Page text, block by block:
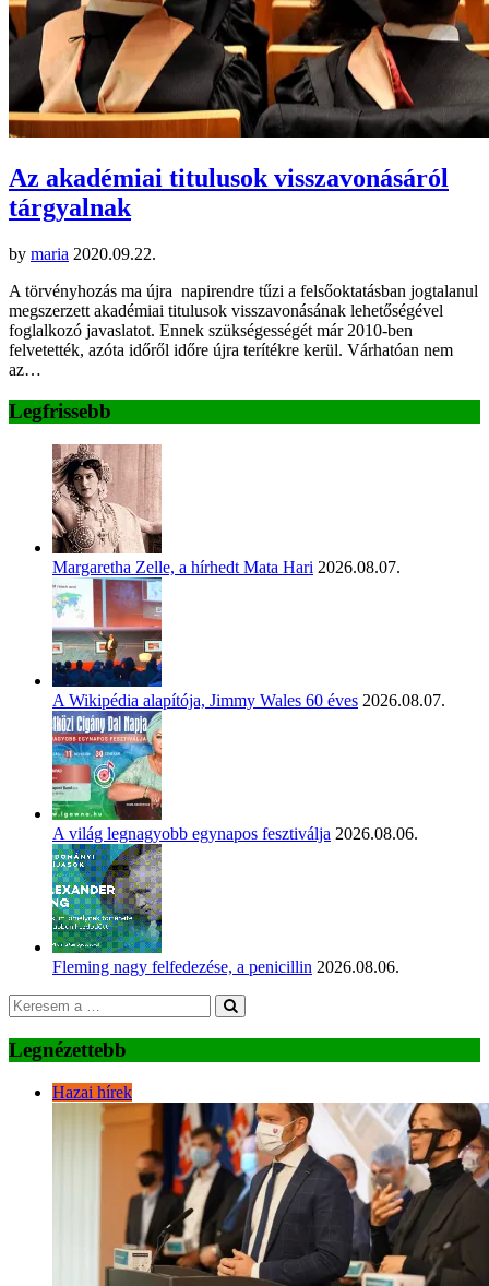
Az akadémiai titulusok visszavonásáról
tárgyalnak
by maria 2020.09.22.
A törvényhozás ma újra napirendre tűzi a felsőoktatásban jogtalanul
megszerzett akadémiai titulusok visszavonásának lehetőségével
foglalkozó javaslatot. Ennek szükségességét már 2010-ben
felvetették, azóta időről időre újra terítékre kerül. Várhatóan nem
az…
Legfrissebb
Margaretha Zelle, a hírhedt Mata Hari 2026.08.07.
A Wikipédia alapítója, Jimmy Wales 60 éves 2026.08.07.
A világ legnagyobb egynapos fesztiválja 2026.08.06.
Fleming nagy felfedezése, a penicillin 2026.08.06.
Legnézettebb
Hazai hírek